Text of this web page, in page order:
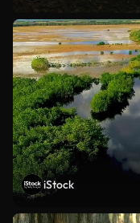
iStock